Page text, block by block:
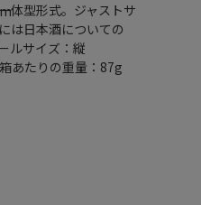
体型形式。ジャストサ
は日本酒についての
ルサイズ：縦
あたりの重量：87g